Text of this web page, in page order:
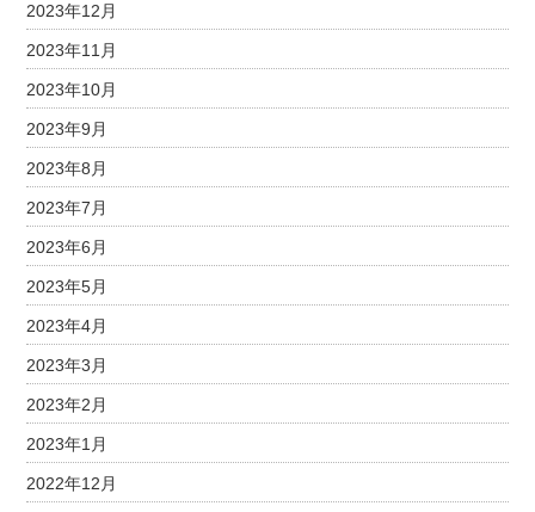
2023年12月
2023年11月
2023年10月
2023年9月
2023年8月
2023年7月
2023年6月
2023年5月
2023年4月
2023年3月
2023年2月
2023年1月
2022年12月